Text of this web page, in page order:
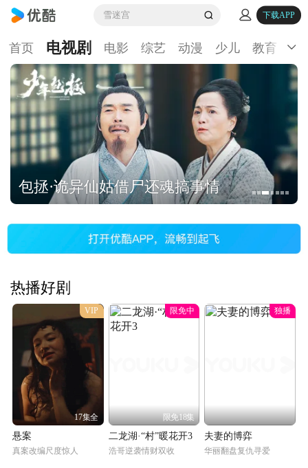
雪迷宫 下载APP
首页 电视剧 电影 综艺 动漫 少儿 教育 生
包拯·诡异仙姑借尸还魂搞事情
热播好剧
VIP
17集全
悬案
真案改编尺度惊人
限免中
限免18集
二龙湖·“村”暖花开3
浩哥逆袭情财双收
独播
夫妻的博弈
华丽翻盘复仇寻爱